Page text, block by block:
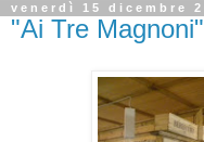
venerdì 15 dicembre
"Ai Tre